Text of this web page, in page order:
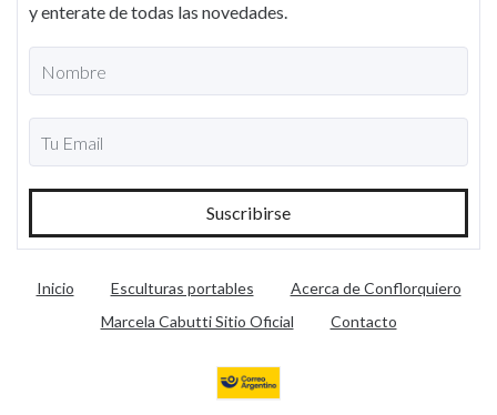
y enterate de todas las novedades.
Inicio Esculturas portables
Acerca de Conflorquiero
Marcela Cabutti Sitio Oficial
Contacto